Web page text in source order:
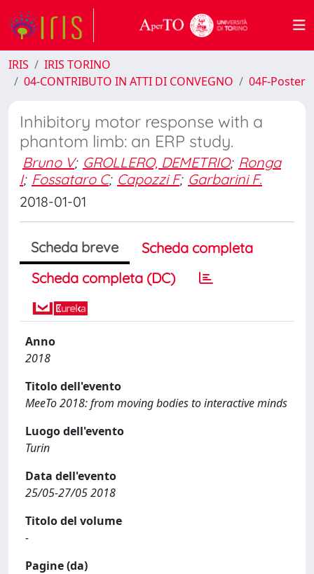
IRIS
IRIS TORINO
04-CONTRIBUTO IN ATTI DI CONVEGNO
04F-Poster
Inhibitory motor response with a
phantom limb: an ERP study.
Bruno V; GROLLERO, DEMETRIO; Ronga
I; Fossataro C; Capozzi F; Garbarini F.
2018-01-01
Scheda breve
Scheda completa
Scheda completa (DC)
Anno
2018
Titolo dell'evento
MeeTo 2018: from moving bodies to interactive minds
Luogo dell'evento
Turin
Data dell'evento
25/05-27/05 2018
Titolo del volume
-
Pagine (da)